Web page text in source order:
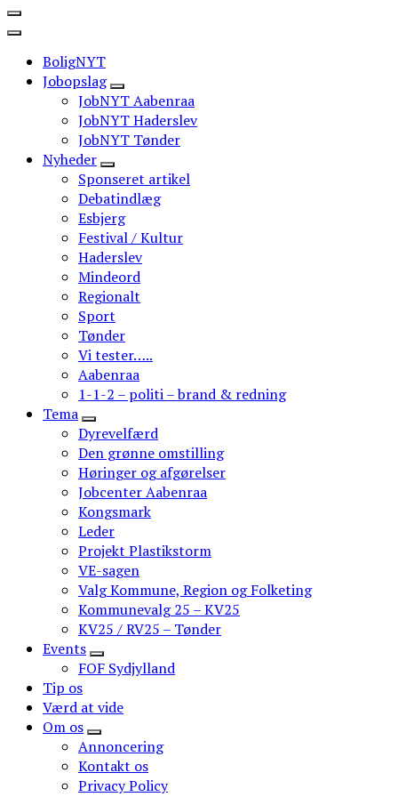
BoligNYT
Jobopslag
JobNYT Aabenraa
JobNYT Haderslev
JobNYT Tønder
Nyheder
Sponseret artikel
Debatindlæg
Esbjerg
Festival / Kultur
Haderslev
Mindeord
Regionalt
Sport
Tønder
Vi tester…..
Aabenraa
1-1-2 – politi – brand & redning
Tema
Dyrevelfærd
Den grønne omstilling
Høringer og afgørelser
Jobcenter Aabenraa
Kongsmark
Leder
Projekt Plastikstorm
VE-sagen
Valg Kommune, Region og Folketing
Kommunevalg 25 – KV25
KV25 / RV25 – Tønder
Events
FOF Sydjylland
Tip os
Værd at vide
Om os
Annoncering
Kontakt os
Privacy Policy